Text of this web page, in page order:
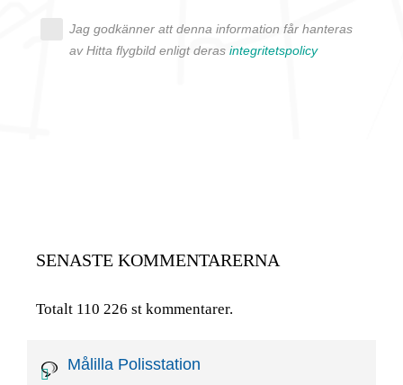
Jag godkänner att denna information får hanteras
av Hitta flygbild enligt deras integritetspolicy
SENASTE KOMMENTARERNA
Totalt 110 226 st kommentarer.
Målilla Polisstation